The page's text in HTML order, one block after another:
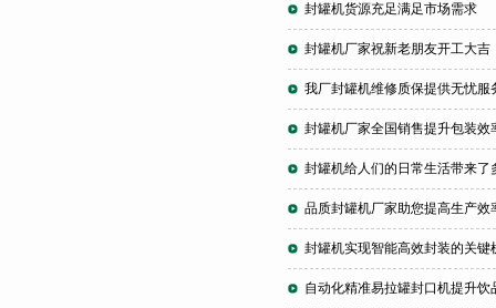
封罐机货源充足满足市场需求
封罐机厂家祝新老朋友开工大吉
我厂封罐机维修质保提供无忧服
封罐机厂家全国销售提升包装效
封罐机给人们的日常生活带来了
品质封罐机厂家助您提高生产效
封罐机实现智能高效封装的关键
自动化精准易拉罐封口机提升饮